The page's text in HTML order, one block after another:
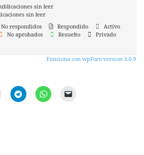
sin leer
sin leer
No respondidos Respondido
Activo
No aprobados Resuelto
Privado
Funciona con wpForo version 3.0.9